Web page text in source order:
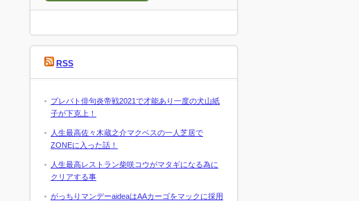
RSS
プレバト俳句炎帝戦2021で才能あり一度の犬山紙
子が下克上！
人生最高佐々木蔵之介マクベスの一人芝居で
ZONEに入った話！
人生最高レストラン柴咲コウがマタギになる為に
クリアする事
がっちりマンデーaideaはAAカーゴをマックに採用